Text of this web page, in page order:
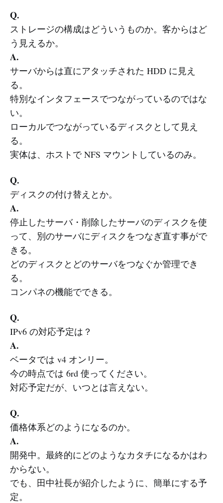
Q.
ストレージの構成はどういうものか。客からはど
う見えるか。
A.
サーバからは直にアタッチされた HDD に見え
る。
特別なインタフェースでつながっているのではな
い。
ローカルでつながっているディスクとして見え
る。
実体は、ホストで NFS マウントしているのみ。
Q.
ディスクの付け替えとか。
A.
停止したサーバ・削除したサーバのディスクを使
って、別のサーバにディスクをつなぎ直す事がで
きる。
どのディスクとどのサーバをつなぐか管理でき
る。
コンパネの機能でできる。
Q.
IPv6 の対応予定は？
A.
ベータでは v4 オンリー。
今の時点では 6rd 使ってください。
対応予定だが、いつとは言えない。
Q.
価格体系どのようになるのか。
A.
開発中。最終的にどのようなカタチになるかはわ
からない。
でも、田中社長が紹介したように、簡単にする予
定。